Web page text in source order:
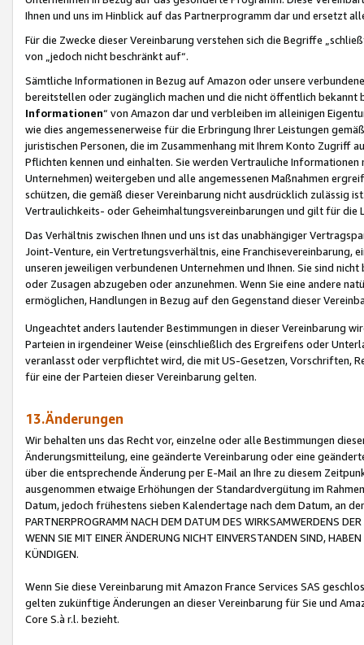
Ihnen und uns im Hinblick auf das Partnerprogramm dar und ersetzt
Für die Zwecke dieser Vereinbarung verstehen sich die Begriffe
von „jedoch nicht beschränkt auf“.
Sämtliche Informationen in Bezug auf Amazon oder unsere
bereitstellen oder zugänglich machen und die nicht öffentlich
Informationen“ von Amazon dar und verbleiben im alleinigen
wie dies angemessenerweise für die Erbringung Ihrer Leistungen
juristischen Personen, die im Zusammenhang mit Ihrem Konto
Pflichten kennen und einhalten. Sie werden Vertrauliche
Unternehmen) weitergeben und alle angemessenen Maßnahmen
schützen, die gemäß dieser Vereinbarung nicht ausdrücklich zulässig
Vertraulichkeits- oder Geheimhaltungsvereinbarungen und gilt für die
Das Verhältnis zwischen Ihnen und uns ist das unabhängiger
Joint-Venture, ein Vertretungsverhältnis, eine Franchisevereinbarung,
unseren jeweiligen verbundenen Unternehmen und Ihnen. Sie sind
oder Zusagen abzugeben oder anzunehmen. Wenn Sie eine andere
ermöglichen, Handlungen in Bezug auf den Gegenstand dieser
Ungeachtet anders lautender Bestimmungen in dieser Vereinbarung
Parteien in irgendeiner Weise (einschließlich des Ergreifens oder
veranlasst oder verpflichtet wird, die mit US-Gesetzen, Vorschriften,
für eine der Parteien dieser Vereinbarung gelten.
13.Änderungen
Wir behalten uns das Recht vor, einzelne oder alle Bestimmungen
Änderungsmitteilung, eine geänderte Vereinbarung oder eine
über die entsprechende Änderung per E-Mail an Ihre zu diesem
ausgenommen etwaige Erhöhungen der Standardvergütung im
Datum, jedoch frühestens sieben Kalendertage nach dem Datum, an
PARTNERPROGRAMM NACH DEM DATUM DES WIRKSAMWERDENS
WENN SIE MIT EINER ÄNDERUNG NICHT EINVERSTANDEN SIND,
KÜNDIGEN.
Wenn Sie diese Vereinbarung mit Amazon France Services SAS
gelten zukünftige Änderungen an dieser Vereinbarung für Sie und
Core S.à r.l. bezieht.